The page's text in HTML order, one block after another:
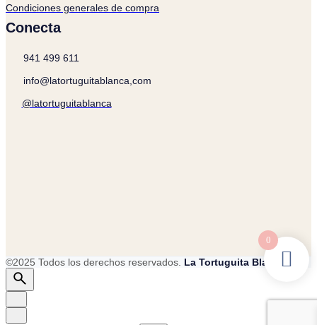
Condiciones generales de compra
Conecta
941 499 611
info@latortuguitablanca,com
@latortuguitablanca
©2025 Todos los derechos reservados. La Tortuguita Blanca.
0